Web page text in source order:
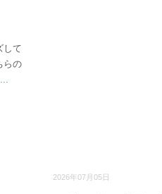
して
らの
...
2026年07月05日